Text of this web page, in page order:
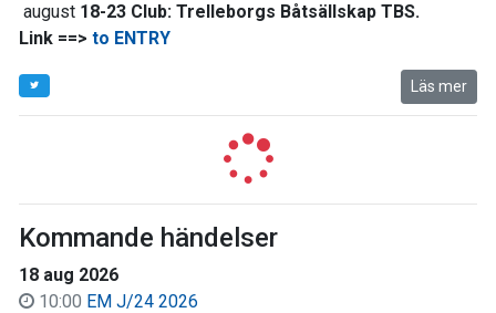
august 18-23 Club: Trelleborgs Båtsällskap TBS.
Link ==> to ENTRY
Läs mer
Kommande händelser
18 aug 2026
10:00 EM J/24 2026